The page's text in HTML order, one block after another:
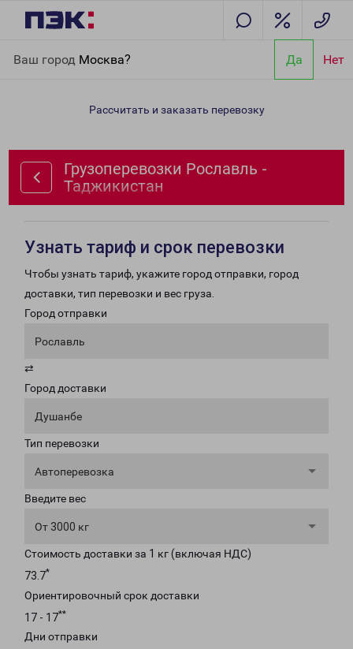
Ваш город Москва? Да Нет
Таджикистан
Рассчитать и заказать перевозку
Грузоперевозки Рославль -
Таджикистан
Узнать тариф и срок перевозки
Чтобы узнать тариф, укажите город отправки, город
доставки, тип перевозки и вес груза.
Город отправки
Рославль
⇄
Город доставки
Душанбе
Тип перевозки
Автоперевозка
Введите вес
От 3000 кг
Стоимость доставки за 1 кг (включая НДС)
73.7*
Ориентировочный срок доставки
17 - 17**
Дни отправки